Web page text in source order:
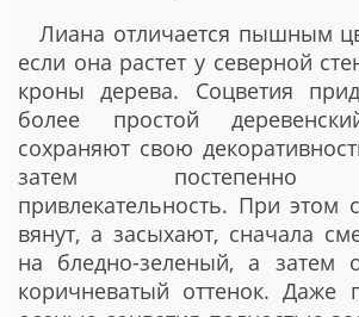
Лиана отличается пышным
если она растет у северной
кроны дерева. Соцветия
более простой
сохраняют свою
затем постепенно
привлекательность. При этом
вянут, а засыхают, сначала
на бледно-зеленый, а затем
коричневатый оттенок. Даже